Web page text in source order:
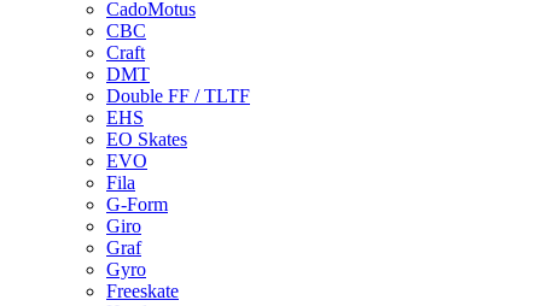
CadoMotus
CBC
Craft
DMT
Double FF / TLTF
EHS
EO Skates
EVO
Fila
G-Form
Giro
Graf
Gyro
Freeskate